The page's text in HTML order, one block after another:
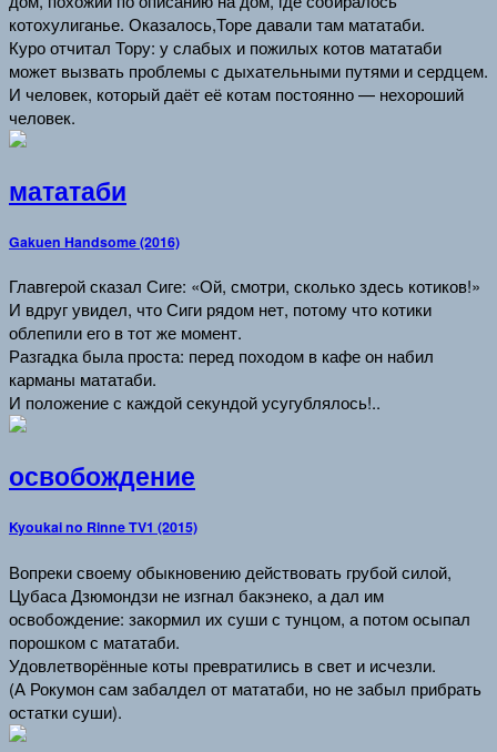
котохулиганье. Оказалось,Торе давали там мататаби.
Куро отчитал Тору: у слабых и пожилых котов мататаби
может вызвать проблемы с дыхательными путями и сердцем.
И человек, который даёт её котам постоянно — нехороший
человек.
мататаби
Gakuen Handsome (2016)
Главгерой сказал Сиге: «Ой, смотри, сколько здесь котиков!»
И вдруг увидел, что Сиги рядом нет, потому что котики
облепили его в тот же момент.
Разгадка была проста: перед походом в кафе он набил
карманы мататаби.
И положение с каждой секундой усугублялось!..
освобождение
Kyoukai no Rinne TV1 (2015)
Вопреки своему обыкновению действовать грубой силой,
Цубаса Дзюмондзи не изгнал бакэнеко, а дал им
освобождение: закормил их суши с тунцом, а потом осыпал
порошком с мататаби.
Удовлетворённые коты превратились в свет и исчезли.
(А Рокумон сам забалдел от мататаби, но не забыл прибрать
остатки суши).